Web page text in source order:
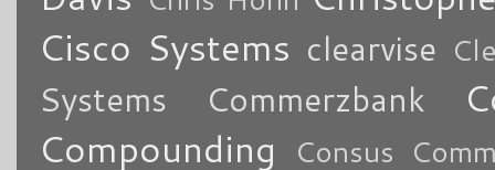
Cisco Systems clearvise
Systems Commerzbank
Compounding
Consus